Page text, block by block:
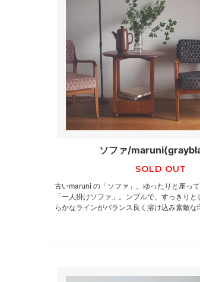
ソファ/
SOLD OUT
古いmaruni の「ソファ」。ゆったりと座っ
「一人掛けソファ」。ンプルで、すっきり
らかなラインがバランス良く溶け込み素敵な